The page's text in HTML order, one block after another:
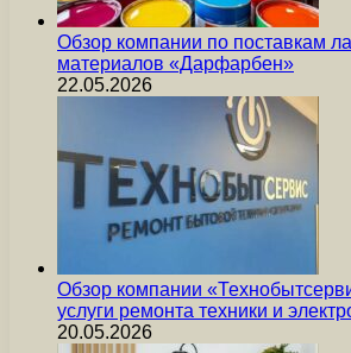
Обзор компании по поставкам
материалов «Дарфарбен»
22.05.2026
Обзор компании
услуги ремонта техники и
20.05.2026